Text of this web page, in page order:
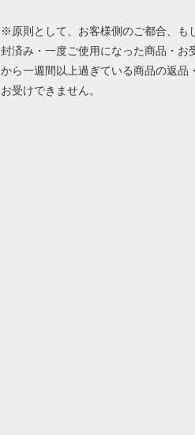
※原則として、お客様側のご都合、も
封済み・一度ご使用になった商品・お
から一週間以上過ぎている商品の返品
お受けできません。